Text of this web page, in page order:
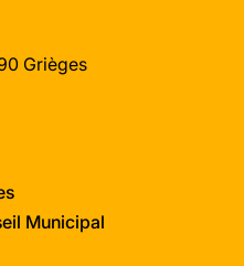
Grièges
Municipal